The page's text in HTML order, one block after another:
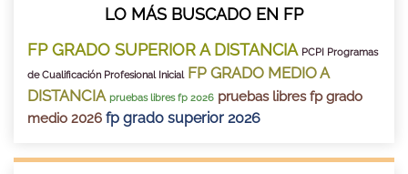
LO MÁS BUSCADO EN FP
FP GRADO SUPERIOR A DISTANCIA PCPI Programas
de Cualificación Profesional Inicial FP GRADO MEDIO A
DISTANCIA pruebas libres fp 2026 pruebas libres fp grado
medio 2026 fp grado superior 2026